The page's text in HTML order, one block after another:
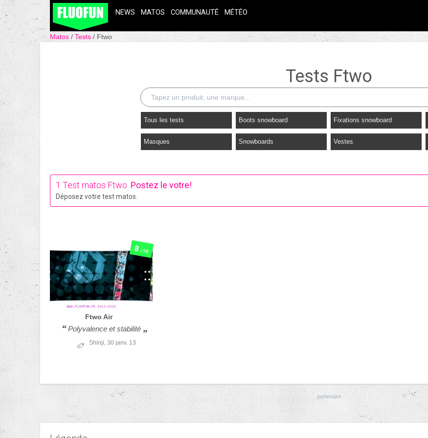
NEWS MATOS COMMUNAUTÉ MÉTÉO
Matos Tests Ftwo
Tests Ftwo
Tous les tests Boots snowboard Fixations snowboard
Masques Snowboards Vestes
1 Test matos Ftwo. Postez le votre!
Déposez votre test matos.
Ftwo Air
Polyvalence et stabilité
Shinji, 30 janv. 13
8/10